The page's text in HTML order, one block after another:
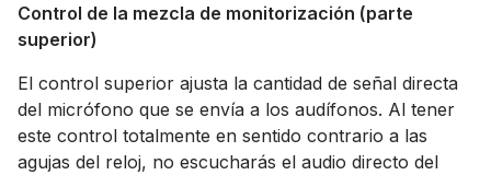
Control de la mezcla de monitorización (parte
superior)
El control superior ajusta la cantidad de señal directa
del micrófono que se envía a los audífonos. Al tener
este control totalmente en sentido contrario a las
agujas del reloj, no escucharás el audio directo del